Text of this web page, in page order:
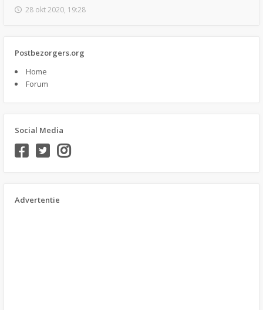
28 okt 2020, 19:28
Postbezorgers.org
Home
Forum
Social Media
Advertentie